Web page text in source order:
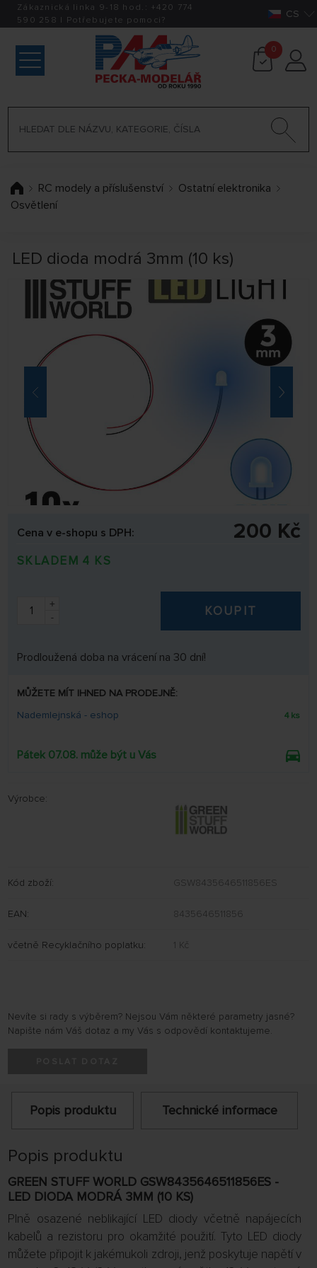
Zákaznická linka 9-18 hod.: +420 774
590 258 | Potřebujete pomoci? CS
0
RC modely a příslušenství
Ostatní elektronika
Osvětlení
LED dioda modrá 3mm (10 ks)
Cena v e-shopu s DPH: 200 Kč
SKLADEM 4 KS
+
-
KOUPIT
Prodloužená doba na vrácení na 30 dní!
MŮŽETE MÍT IHNED NA PRODEJNĚ:
Nademlejnská - eshop
4 ks
Pátek 07.08. může být u Vás
Výrobce:
Kód zboží: GSW8435646511856ES
EAN: 8435646511856
včetně Recyklačního poplatku: 1 Kč
Nevíte si rady s výběrem? Nejsou Vám některé parametry jasné?
Napište nám Váš dotaz a my Vás s odpovědí kontaktujeme.
Popis produktu Technické informace
Popis produktu
GREEN STUFF WORLD GSW8435646511856ES -
LED DIODA MODRÁ 3MM (10 KS)
Plně osazené neblikající LED diody včetně napájecích
kabelů a rezistoru pro okamžité použití.Tyto LED diody
můžete připojit k jakémukoli zdroji, jenž poskytuje napětí v